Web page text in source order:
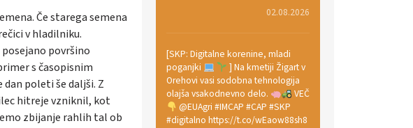
Če starega semena
v hladilniku.
površino
s časopisnim
poleti še daljši. Z
hitreje vzniknil, kot
zbijanje rahlih tal ob
02.08.2026
[SKP: Digitalne korenine, mladi
poganjki
] Na kmetiji Žigart v
Orehovi vasi sodobna tehnologija
olajša vsakodnevno delo.
VEČ
@EUAgri #IMCAP #CAP #SKP
#digitalno https://t.co/wEaow88sh8